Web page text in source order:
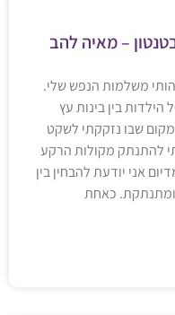
בטנטון – מאיה להב
משלמות הנפש שלי.
בין בינות עץ
שבו נזקקתי לשקט
להתנתק מקולות הרקע
אני יודעת להבחין בין
ומתנתקת. כאחת